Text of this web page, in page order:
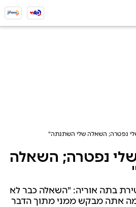
נפטרה; השאלה שלי השתנתה"
נפטרה; השאלה
בתה אוריה: "השאלה כבר לא
אתה מבקש ממני מתוך הדבר